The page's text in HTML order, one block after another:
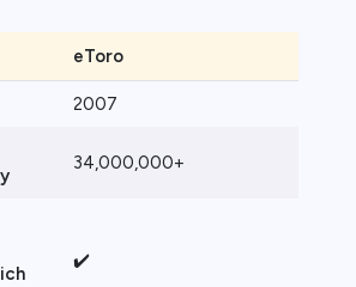
eToro
2007
34,000,000+
✔️